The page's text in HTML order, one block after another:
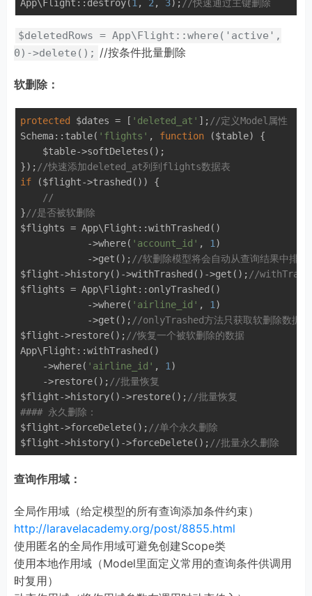
App\Flight::destroy(1 , 2 , 3); //快速通过主键删除
$deletedRows = App\Flight::where('active',
0)->delete(); //按条件批量删除
软删除：
protected $dates = [ 'deleted_at' ]; //定义Model属性
Schema::table( 'flights' , function ($table)
{
    $table->softDeletes();
}); //快速添加deleted_at列到flights数据表
if ($flight->trashed()) {
//
}//是否被软删除
$flights = App\Flight::withTrashed()
            ->where(
'account_id' , 1)
            ->get();
//软删除模型将会自动从查询结果中排
$flight->history()->withTrashed()->get(); //
$flights = App\Flight::onlyTrashed()
            ->where(
'airline_id' , 1)
            ->get();
//onlyTrashed方法只获取软删除数据
$flight->restore(); //恢复一个被软删除的数据
App\Flight::withTrashed()
    ->where(
'airline_id' , 1)
    ->restore();
//批量恢复
$flight->history()->restore(); //批量恢复
#### 永久删除：
$flight->forceDelete(); //单个永久删除
$flight->history()->forceDelete(); //批量永久删除
查询作用域：
全局作用域（给定模型的所有查询添加条件约束）
http://laravelacademy.org/post/8855.html
使用匿名的全局作用域可避免创建Scope类
使用本地作用域（Model里面定义常用的查询条件供调用
时复用）